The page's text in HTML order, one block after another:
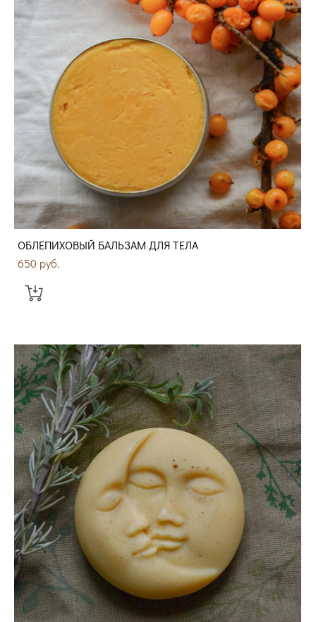
ОБЛЕПИХОВЫЙ БАЛЬЗАМ ДЛЯ ТЕЛА
650 pуб.